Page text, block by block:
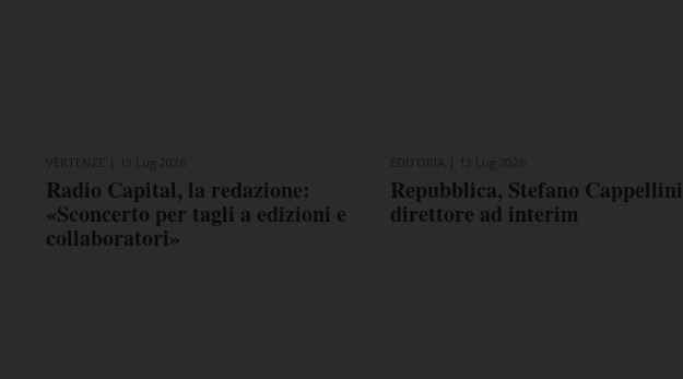
VERTENZE
Radio Capital, la redazione:
«Sconcerto per tagli a edizioni e
collaboratori»
EDITORIA
Repubblica, Stefano Cappellini
direttore ad interim